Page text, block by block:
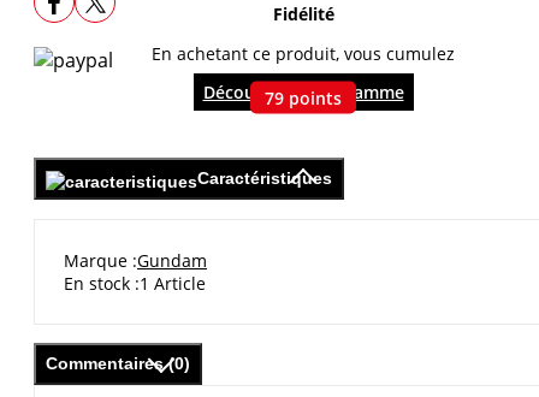
Fidélité
En achetant ce produit, vous cumulez
79 points
Découvrir le programme
Caractéristiques
Marque Gundam
En stock 1 Article
Commentaires (0)